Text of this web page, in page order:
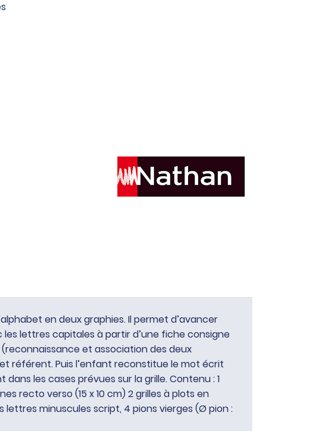
en deux graphies. Il permet d’avancer
lettres capitales à partir d’une fiche consigne
et association des deux
référent. Puis l’enfant reconstitue le mot écrit
les cases prévues sur la grille. Contenu : 1
recto verso (15 x 10 cm) 2 grilles à plots en
lettres minuscules script, 4 pions vierges (Ø pion :